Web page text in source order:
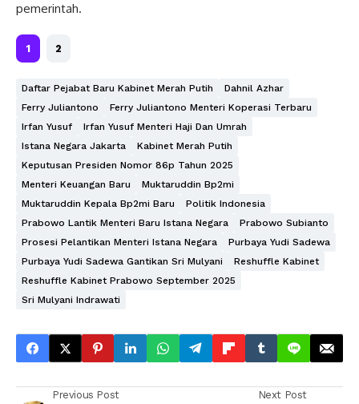
pemerintah.
1 2
Daftar Pejabat Baru Kabinet Merah Putih
Dahnil Azhar
Ferry Juliantono
Ferry Juliantono Menteri Koperasi Terbaru
Irfan Yusuf
Irfan Yusuf Menteri Haji Dan Umrah
Istana Negara Jakarta
Kabinet Merah Putih
Keputusan Presiden Nomor 86p Tahun 2025
Menteri Keuangan Baru
Muktaruddin Bp2mi
Muktaruddin Kepala Bp2mi Baru
Politik Indonesia
Prabowo Lantik Menteri Baru Istana Negara
Prabowo Subianto
Prosesi Pelantikan Menteri Istana Negara
Purbaya Yudi Sadewa
Purbaya Yudi Sadewa Gantikan Sri Mulyani
Reshuffle Kabinet
Reshuffle Kabinet Prabowo September 2025
Sri Mulyani Indrawati
Previous Post Next Post